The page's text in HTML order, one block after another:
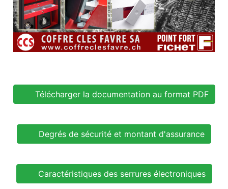
Télécharger la documentation au format PDF
Degrés de sécurité et montant d'assurance
Caractéristiques des serrures électroniques